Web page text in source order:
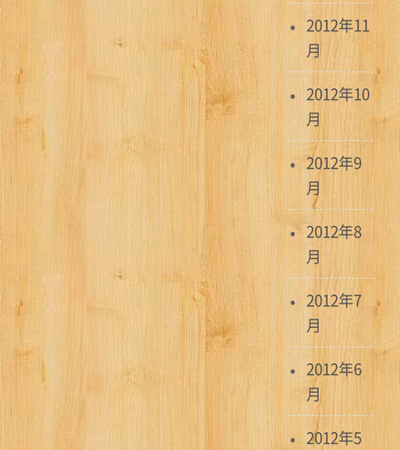
2012年11
月
2012年10
月
2012年9
月
2012年8
月
2012年7
月
2012年6
月
2012年5